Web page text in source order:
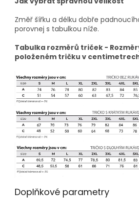
Změř šířku a délku dobře
porovnej s tabulkou níže.
Tabulka rozměrů triček -
položeném tričku v
Doplňkové parametry